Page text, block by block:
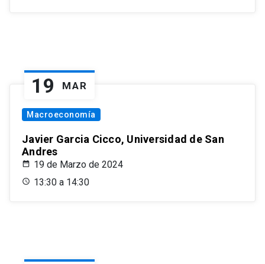
19 MAR
Macroeconomía
Javier Garcia Cicco, Universidad de San
Andres
19 de Marzo de 2024
13:30 a 14:30